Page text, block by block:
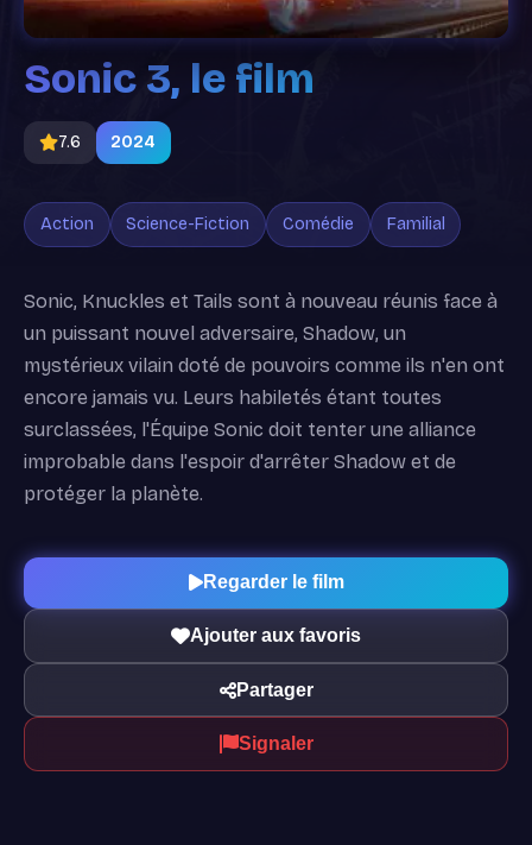
Sonic 3, le film
7.6 2024
Action Science-Fiction Comédie Familial
Sonic, Knuckles et Tails sont à nouveau réunis face à
un puissant nouvel adversaire, Shadow, un
mystérieux vilain doté de pouvoirs comme ils n'en ont
encore jamais vu. Leurs habiletés étant toutes
surclassées, l'Équipe Sonic doit tenter une alliance
improbable dans l'espoir d'arrêter Shadow et de
protéger la planète.
Regarder le film
Ajouter aux favoris
Partager
Signaler